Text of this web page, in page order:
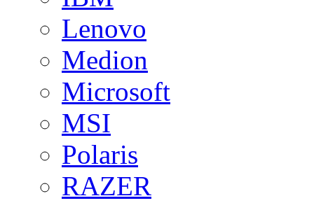
Lenovo
Medion
Microsoft
MSI
Polaris
RAZER